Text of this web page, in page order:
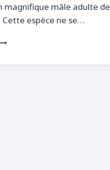
magnifique mâle adulte de
Cette espèce ne se…
FAUCON